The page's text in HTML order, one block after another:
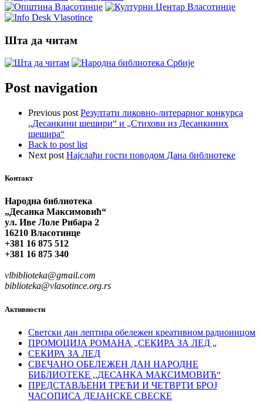
Шта да читам
Post navigation
Previous post Резултати ликовно-литерарног конкурса
„Десанкини шешири“ и „Стихови из Десанкиних
шешира“
Back to post list
Next post Најслађи гости поводом Дана библиотеке
Контакт
Народна библиотека
„Десанка Максимовић“
ул. Иве Лоле Рибара 2
16210 Власотинце
+381 16 875 512
+381 16 875 340
vlbiblioteka@gmail.com
biblioteka@vlasotince.org.rs
Активности
Светски дан лептира обележен креативном радионицом
ПРОМОЦИЈА РОМАНА „СЕКИРА ЗА ЛЕД „
СЕКИРА ЗА ЛЕД
СВЕЧАНО ОБЕЛЕЖЕН ДАН НАРОДНЕ
БИБЛИОТЕКЕ ,,ДЕСАНКА МАКСИМОВИЋ“
ПРЕДСТАВЉЕНИ ТРЕЋИ И ЧЕТВРТИ БРОЈ
ЧАСОПИСА ДЕЈАНСКЕ СВЕСКЕ